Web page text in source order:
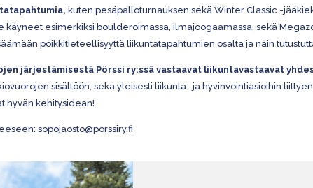
kuten pesäpalloturnauksen sekä Winter Classic -
esimerkiksi boulderoimassa, ilmajoogaamassa, sekä
poikkitieteellisyyttä liikuntatapahtumien osalta ja näin
järjestämisestä Pörssi ry:ssä vastaavat liikuntavastaavat
sisältöön, sekä yleisesti liikunta- ja hyvinvointiasioihin
hyvän kehitysidean!
sopojaosto@porssiry.fi